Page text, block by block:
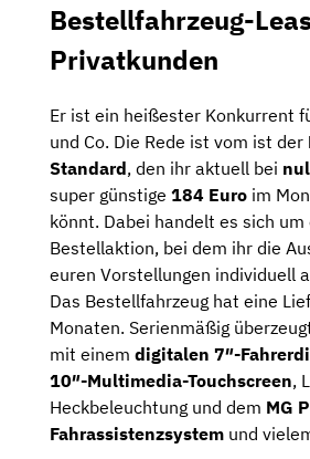
Bestellfahrzeug-
Privatkunden
Er ist ein heißester Konkurrent
und Co. Die Rede ist vom ist der
Standard, den ihr aktuell bei
super günstige 184 Euro im
könnt. Dabei handelt es sich um
Bestellaktion, bei dem ihr die
euren Vorstellungen individuell
Das Bestellfahrzeug hat eine
Monaten. Serienmäßig
mit einem digitalen 7″-
10″-Multimedia-Touchscreen,
Heckbeleuchtung und dem MG
Fahrassistenzsystem und